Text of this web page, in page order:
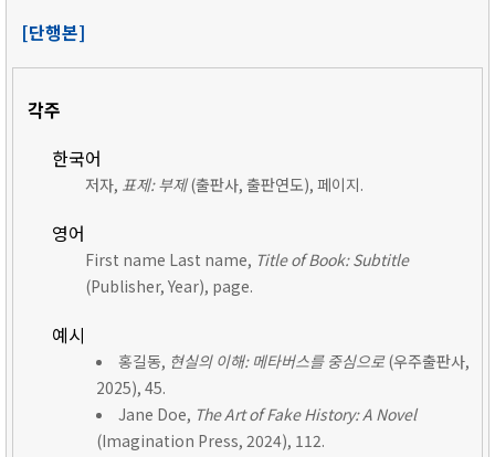
[단행본]
각주
한국어
저자, 표제: 부제(출판사, 출판연도), 페이지.
영어
First name Last name, Title of Book: Subtitle
(Publisher, Year), page.
예시
홍길동, 현실의 이해: 메타버스를 중심으로(우주출판사,
2025), 45.
Jane Doe, The Art of Fake History: A Novel
(Imagination Press, 2024), 112.